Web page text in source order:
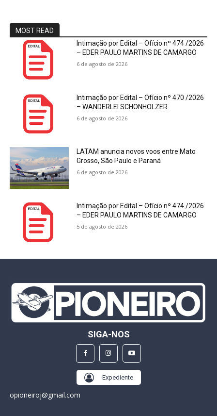
MOST READ
Intimação por Edital – Ofício nº 474 /2026
– EDER PAULO MARTINS DE CAMARGO
6 de agosto de 2026
Intimação por Edital – Ofício nº 470 /2026
– WANDERLEI SCHONHOLZER
6 de agosto de 2026
LATAM anuncia novos voos entre Mato
Grosso, São Paulo e Paraná
6 de agosto de 2026
Intimação por Edital – Ofício nº 474 /2026
– EDER PAULO MARTINS DE CAMARGO
5 de agosto de 2026
SIGA-NOS
Expediente
opioneiroj@gmail.com